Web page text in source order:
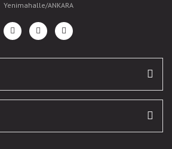
Yenimahalle/ANKARA